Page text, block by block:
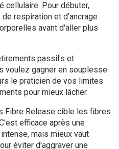
cellulaire. Pour débuter,
respiration et d'ancrage
avant d'aller plus
passifs et
voulez gagner en souplesse
le praticien de vos limites
pour mieux lâcher.
Fibre Release cible les fibres
efficace après une
mais mieux vaut
éviter d'aggraver une